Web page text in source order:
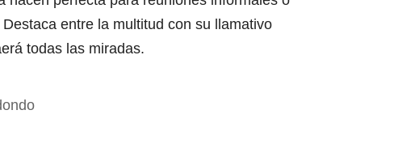
entre la multitud con su llamativo
todas las miradas.